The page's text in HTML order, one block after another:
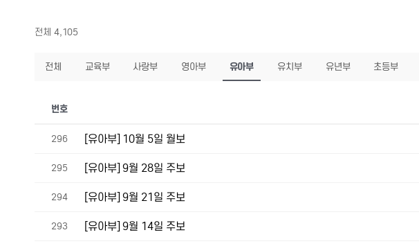
전체 4,105
전체 교육부 사랑부 영아부 유아부 유치부 유년부 초등부
번호
296 [유아부] 10월 5일 월보
295 [유아부] 9월 28일 주보
294 [유아부] 9월 21일 주보
293 [유아부] 9월 14일 주보